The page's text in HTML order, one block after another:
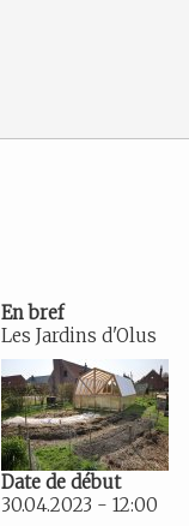
En bref
Les Jardins d'Olus
Date de début
30.04.2023 - 12:00